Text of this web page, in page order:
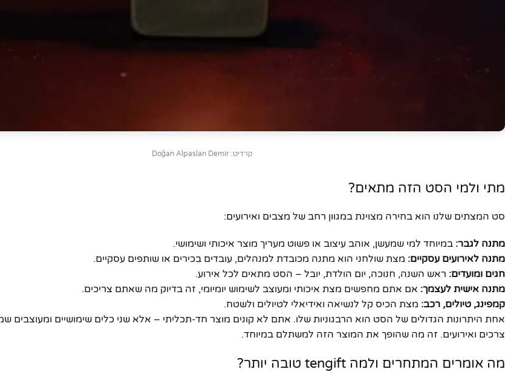
קרדיט: Doğan Alpaslan Demir
מתי ולמי הסט הזה מתאים?
סט המצתים שלנו הוא בחירה מצוינת במגוון רחב של מצבים ואירועים:
מתנה לגבר: במיוחד למי שמעשן, אוהב עיצוב או פשוט מעריך מוצר איכותי ושימושי.
מתנה לאירועים עסקיים: מצת שולחני הוא מתנה מכובדת למנהלים, עובדים בכירים או שותפים עסקיים.
חגים ומועדים: ראש השנה, חנוכה, יום הולדת, יובל – הסט מתאים לכל אירוע.
מתנה אישית לעצמך: אם אתם מחפשים מצת איכותי ומעוצב לשימוש יומיומי, זה בדיוק מה שאתם צריכים.
קמפינג, טיולים, רכב: מצת הכיס קל לנשיאה ואידיאלי לטיולים ולשטח.
אחת היתרונות הגדולים של הסט הוא הרבגוניות שלו. אתם לא קונים מוצר חד-תכליתי – אלא שני כלים שימושיים ומעוצבים
צרכים ואירועים. זה מה שהופך את המוצר הזה למשתלם במיוחד.
מה אומרים המתחרים ולמה tengift טובה יותר?